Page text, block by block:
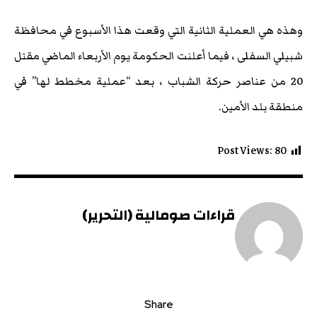
وهذه هي العملية الثانية التي وقعت هذا الأسبوع في محافظة
شبيلي السفلى ، فيما أعلنت الحكومة يوم الأربعاء الماضي مقتل
20 من عناصر حركة الشباب ، بعد “عملية مخطط لها” في
منطقة بلد الأمين.
Post Views: 80
قراءات صومالية (التحرير)
Share